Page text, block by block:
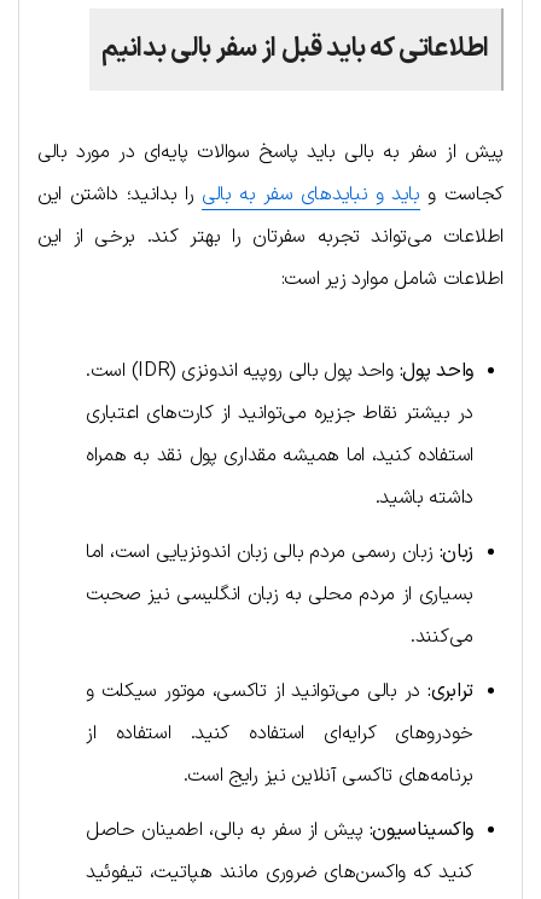
اطلاعاتی که باید قبل از سفر بالی بدانیم
پیش از سفر به بالی باید پاسخ سوالات پایه‌ای در مورد بالی
کجاست و باید و نبایدهای سفر به بالی را بدانید؛ داشتن این
اطلاعات می‌تواند تجربه سفرتان را بهتر کند. برخی از این
اطلاعات شامل موارد زیر است:
واحد پول:
واحد پول بالی روپیه اندونزی (IDR) است.
در بیشتر نقاط جزیره می‌توانید از کارت‌های اعتباری
استفاده کنید، اما همیشه مقداری پول نقد به همراه
داشته باشید.
زبان: زبان رسمی مردم بالی زبان اندونزیایی است، اما
بسیاری از مردم محلی به زبان انگلیسی نیز صحبت
می‌کنند.
ترابری:در بالی می‌توانید از تاکسی، موتور سیکلت و
خودروهای کرایه‌ای استفاده کنید. استفاده از
برنامه‌های تاکسی آنلاین نیز رایج است.
واکسیناسیون: پیش از سفر به بالی، اطمینان حاصل
کنید که واکسن‌های ضروری مانند هپاتیت، تیفوئید